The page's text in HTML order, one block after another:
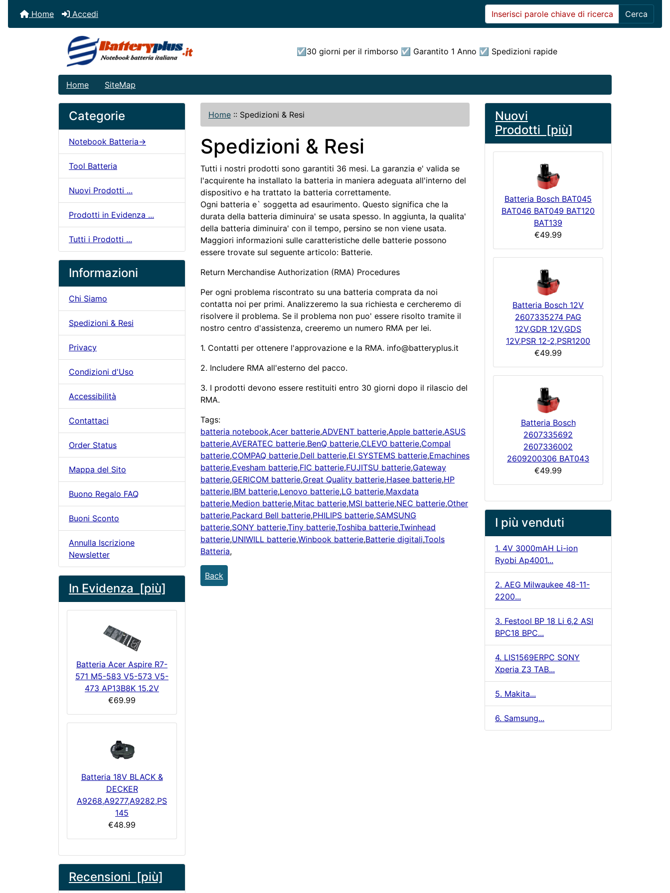
Home Accedi Cerca
☑30 giorni per il rimborso ☑ Garantito 1 Anno ☑ Spedizioni rapide
Home SiteMap
Categorie
Notebook Batteria->
Tool Batteria
Nuovi Prodotti ...
Prodotti in Evidenza ...
Tutti i Prodotti ...
Informazioni
Chi Siamo
Spedizioni & Resi
Privacy
Condizioni d'Uso
Accessibilità
Contattaci
Order Status
Mappa del Sito
Buono Regalo FAQ
Buoni Sconto
Annulla Iscrizione
Newsletter
In Evidenza [più]
Batteria Acer Aspire R7-
571 M5-583 V5-573 V5-
473 AP13B8K 15.2V
€69.99
Batteria 18V BLACK &
DECKER
A9268,A9277,A9282,PS
145
€48.99
Recensioni [più]
Home :: Spedizioni & Resi
Spedizioni & Resi
Tutti i nostri prodotti sono garantiti 36 mesi. La garanzia e' valida se
l'acquirente ha installato la batteria in maniera adeguata all'interno del
dispositivo e ha trattato la batteria correttamente.
Ogni batteria e` soggetta ad esaurimento. Questo significa che la
durata della batteria diminuira' se usata spesso. In aggiunta, la qualita'
della batteria diminuira' con il tempo, persino se non viene usata.
Maggiori informazioni sulle caratteristiche delle batterie possono
essere trovate sul seguente articolo: Batterie.
Return Merchandise Authorization (RMA) Procedures
Per ogni problema riscontrato su una batteria comprata da noi
contatta noi per primi. Analizzeremo la sua richiesta e cercheremo di
risolvere il problema. Se il problema non puo' essere risolto tramite il
nostro centro d'assistenza, creeremo un numero RMA per lei.
1. Contatti per ottenere l'approvazione e la RMA. info@batteryplus.it
2. Includere RMA all'esterno del pacco.
3. I prodotti devono essere restituiti entro 30 giorni dopo il rilascio del
RMA.
Tags:
batteria notebook,Acer batterie,ADVENT batterie,Apple batterie,ASUS
batterie,AVERATEC batterie,BenQ batterie,CLEVO batterie,Compal
batterie,COMPAQ batterie,Dell batterie,EI SYSTEMS batterie,Emachines
batterie,Evesham batterie,FIC batterie,FUJITSU batterie,Gateway
batterie,GERICOM batterie,Great Quality batterie,Hasee batterie,HP
batterie,IBM batterie,Lenovo batterie,LG batterie,Maxdata
batterie,Medion batterie,Mitac batterie,MSI batterie,NEC batterie,Other
batterie,Packard Bell batterie,PHILIPS batterie,SAMSUNG
batterie,SONY batterie,Tiny batterie,Toshiba batterie,Twinhead
batterie,UNIWILL batterie,Winbook batterie,Batterie digitali,Tools
Batteria,
Back
Nuovi
Prodotti [più]
Batteria Bosch BAT045
BAT046 BAT049 BAT120
BAT139
€49.99
Batteria Bosch 12V
2607335274 PAG
12V,GDR 12V,GDS
12V,PSR 12-2,PSR1200
€49.99
Batteria Bosch
2607335692
2607336002
2609200306 BAT043
€49.99
I più venduti
1. 4V 3000mAH Li-ion
Ryobi Ap4001...
2. AEG Milwaukee 48-11-
2200...
3. Festool BP 18 Li 6,2 ASI
BPC18 BPC...
4. LIS1569ERPC SONY
Xperia Z3 TAB...
5. Makita...
6. Samsung...